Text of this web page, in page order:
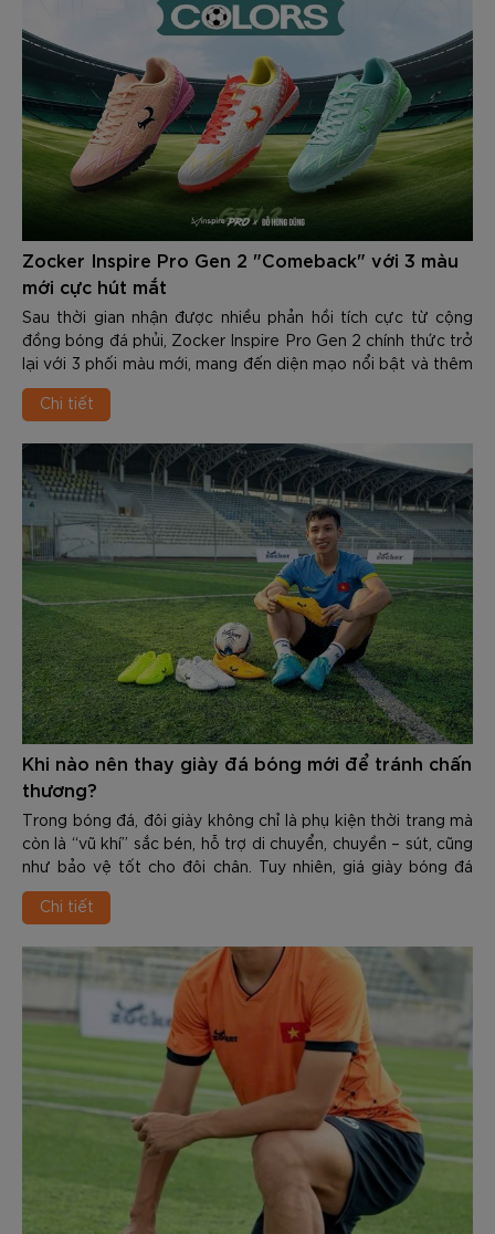
Zocker Inspire Pro Gen 2 "Comeback" với 3 màu
mới cực hút mắt
Sau thời gian nhận được nhiều phản hồi tích cực từ cộng
đồng bóng đá phủi, Zocker Inspire Pro Gen 2 chính thức trở
lại với 3 phối màu mới, mang đến diện mạo nổi bật và thêm
nhiều lựa chọn cho những cầu thủ yêu thích phong cách thi
đấu cá tính.
Chi tiết
Khi nào nên thay giày đá bóng mới để tránh chấn
thương?
Trong bóng đá, đôi giày không chỉ là phụ kiện thời trang mà
còn là “vũ khí” sắc bén, hỗ trợ di chuyển, chuyền – sút, cũng
như bảo vệ tốt cho đôi chân. Tuy nhiên, giá giày bóng đá
chính hãng của các thương hiệu không hề rẻ, từ một tới vài
triệu. Do đó, nhiều người có thói quen dùng cho tới khi
thay. Đây là sai lầm nghiêm trọng, tiềm ẩn các chấn thương
nguy hiểm.
Việc nhận biết Khi nào nên thay giày đá bóng mới để tránh
chấn thương là kỹ năng quan trọng giúp bảo vệ đôi chân
cũng như duy trì phong độ đỉnh cao. Trong nội dung dưới
đây các bạn hãy cùng Zocker tìm hiểu chi tiết về chủ đề
này nhé.
Chi tiết